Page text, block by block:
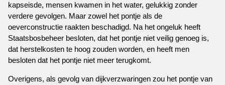
kapseisde, mensen kwamen in het water, gelukkig zonder
verdere gevolgen. Maar zowel het pontje als de
oeverconstructie raakten beschadigd. Na het ongeluk heeft
Staatsbosbeheer besloten, dat het pontje niet veilig genoeg is,
dat herstelkosten te hoog zouden worden, en heeft men
besloten dat het pontje niet meer terugkomt.
Overigens, als gevolg van dijkverzwaringen zou het pontje van